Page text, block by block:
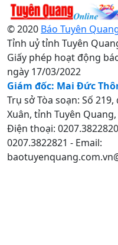
© 2020 Báo Tuyên
Tỉnh uỷ tỉnh Tuyên
Giấy phép hoạt động
ngày 17/03/2022
Giám đốc: Mai Đức
Trụ sở Tòa soạn: Số
Xuân, tỉnh Tuyên
Điện thoại:
0207.3822821 - Email: